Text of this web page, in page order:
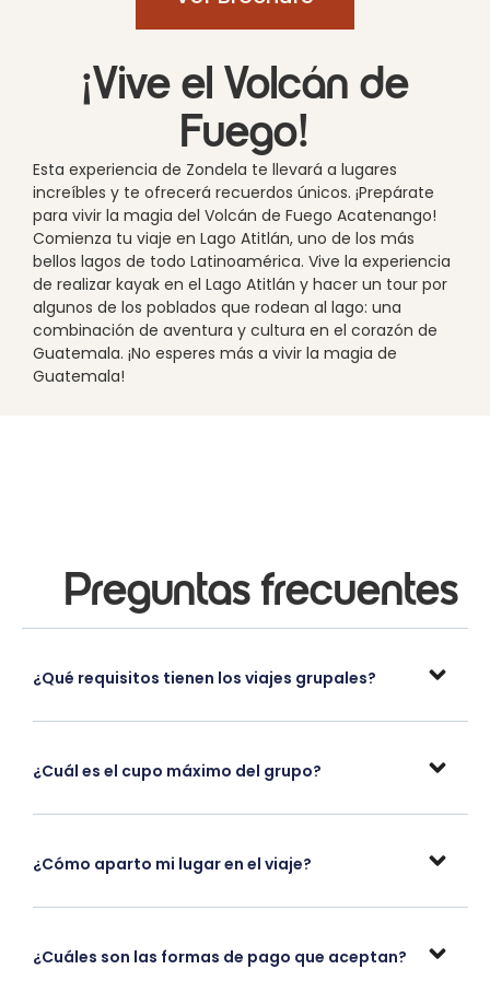
¡Vive el Volcán de
Fuego!
Esta experiencia de Zondela te llevará a lugares
increíbles y te ofrecerá recuerdos únicos. ¡Prepárate
para vivir la magia del Volcán de Fuego Acatenango!
Comienza tu viaje en Lago Atitlán, uno de los más
bellos lagos de todo Latinoamérica. Vive la experiencia
de realizar kayak en el Lago Atitlán y hacer un tour por
algunos de los poblados que rodean al lago: una
combinación de aventura y cultura en el corazón de
Guatemala. ¡No esperes más a vivir la magia de
Guatemala!
Preguntas frecuentes
¿Qué requisitos tienen los viajes grupales?
¿Cuál es el cupo máximo del grupo?
¿Cómo aparto mi lugar en el viaje?
¿Cuáles son las formas de pago que aceptan?